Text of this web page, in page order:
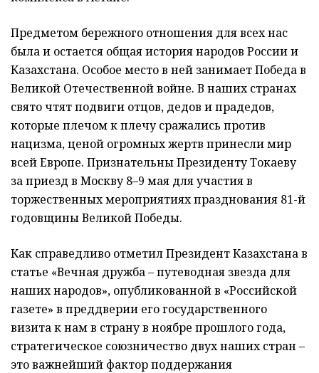
Предметом бережного отношения для всех нас
была и остается общая история народов России и
Казахстана. Особое место в ней занимает Победа в
Великой Отечественной войне. В наших странах
свято чтят под­виги отцов, дедов и прадедов,
которые плечом к плечу сражались против
нацизма, ценой огромных жертв принесли мир
всей Европе. Признательны Президенту Токаеву
за приезд в Москву 8–9 мая для участия в
торжественных мероприятиях празднования 81-й
годовщины Великой Победы.
Как справедливо отметил Президент Казахстана в
статье «Вечная дружба – путеводная звезда для
наших народов», опубликованной в «Российской
газете» в преддверии его государственного
визита к нам в страну в ноябре прошлого года,
стратегическое союзничество двух наших стран –
это важнейший фактор поддержания